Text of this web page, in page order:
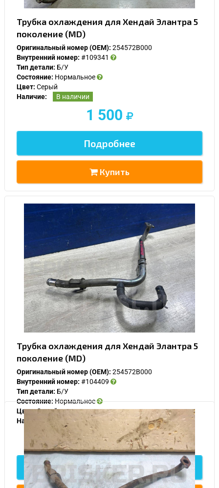
Трубка охлаждения для Хендай Элантра 5
поколение (MD)
Оригинальный номер (OEM): 254572B000
Внутренний номер: #109341
Тип детали: Б/У
Состояние: Нормальное
Цвет: Серый
Наличие:
В наличии
1 500
Подробнее
Купить
Трубка охлаждения для Хендай Элантра 5
поколение (MD)
Оригинальный номер (OEM): 254572B000
Внутренний номер: #104409
Тип детали: Б/У
Состояние:Нормальное
Цвет:Серый
Наличие:
В наличии
1 500
Подробнее